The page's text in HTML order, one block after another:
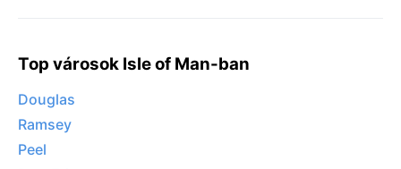
Top városok Isle of Man-ban
Douglas
Ramsey
Peel